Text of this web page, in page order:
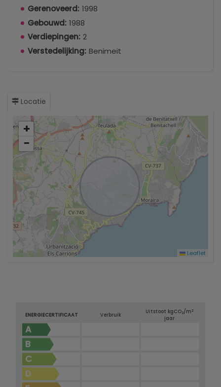
Gerenoveerd: 1998
Gebouwd: 1988
Verdiepingen: 2
Verstedelijking: Benimeit
Locatie
+
−
Leaflet
ENERGIECERTIFICAAT Verbruik
Uitstoot kgCO2/m2
jaar
A
B
C
D